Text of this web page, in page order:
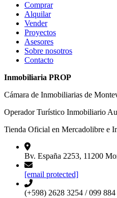
Comprar
Alquilar
Vender
Proyectos
Asesores
Sobre nosotros
Contacto
Inmobiliaria PROP
Cámara de Inmobiliarias de
Operador Turístico Inmobiliario
Tienda Oficial en Mercadolibre e
Bv. España 2253, 11200
[email protected]
(+598) 2628 3254 / 099 884